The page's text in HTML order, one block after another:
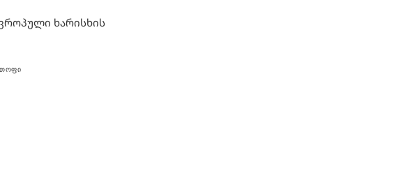
ხარისხის
თოფი